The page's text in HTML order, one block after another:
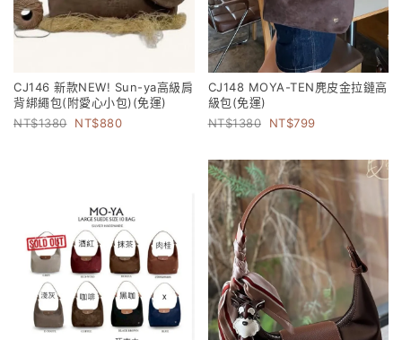
CJ146 新款NEW! Sun-ya高級肩
背綁繩包(附愛心小包)(免運)
1380
880
CJ148 MOYA-TEN麂皮金拉鏈高
級包(免運)
1380
799